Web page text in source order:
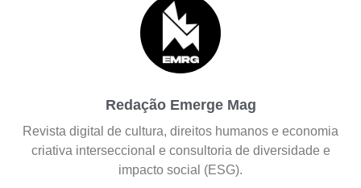
Redação Emerge Mag
Revista digital de cultura, direitos humanos e economia
criativa interseccional e consultoria de diversidade e
impacto social (ESG).